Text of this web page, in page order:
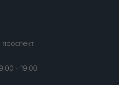
проспект
- 19:00